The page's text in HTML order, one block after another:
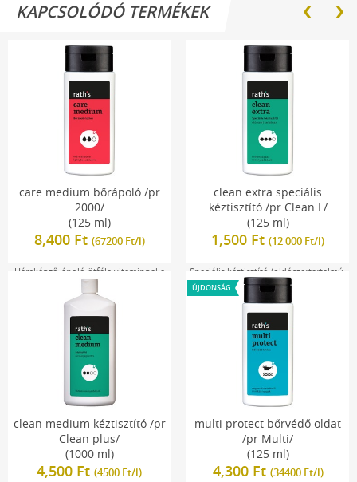
KAPCSOLÓDÓ TERMÉKEK
care medium bőrápoló /pr
2000/
(125 ml)
8,400 Ft (67200 Ft/l)
Hámképző-ápoló ötféle vitaminnal a
durván repedezett bőrre
clean extra speciális
kéztisztító /pr Clean L/
(125 ml)
1,500 Ft (12 000 Ft/l)
Speciális kéztisztító (oldószertartalmú,
folyékony)
clean medium kéztisztító /pr
Clean plus/
(1000 ml)
4,500 Ft (4500 Ft/l)
ÚJDONSÁG
multi protect bőrvédő oldat
/pr Multi/
(125 ml)
4,300 Ft (34400 Ft/l)